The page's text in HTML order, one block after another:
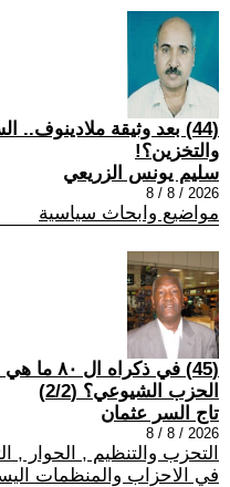
(44) بعد وثيقة ملادينوف..
والتخزين؟!
سليم يونس الزريعي
2026 / 8 / 8
مواضيع وابحاث سياسية
(45) في
الحزب الشيوعي؟ (2/2)
تاج السر عثمان
2026 / 8 / 8
التحزب والتنظيم , الحوار ,
في الاحزاب والمنظمات